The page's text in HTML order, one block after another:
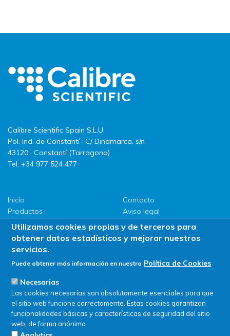
Calibre Scientific Spain S.L.U.
Pol. Ind. de Constantí · C/ Dinamarca, s/n
43120 · Constantí (Tarragona)
Tel. +34 977 524 477
Inicio
Productos
LLG
Promociones
ServiSAT
Contacto
Aviso legal
Política de privacidad
Política de Cookies
Buscar en tienda
Utilizamos cookies propias y de terceros para
obtener datos estadísticos y mejorar nuestros
servicios.
Puede obtener más información en nuestra Política de Cookies
Necesarias
Las cookies necesarias son absolutamente esenciales para que
el sitio web funcione correctamente. Estas cookies garantizan
funcionalidades básicas y características de seguridad del sitio
web, de forma anónima.